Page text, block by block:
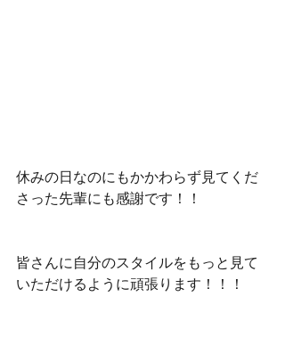
休みの日なのにもかかわらず見てくだ
さった先輩にも感謝です！！
皆さんに自分のスタイルをもっと見て
いただけるように頑張ります！！！